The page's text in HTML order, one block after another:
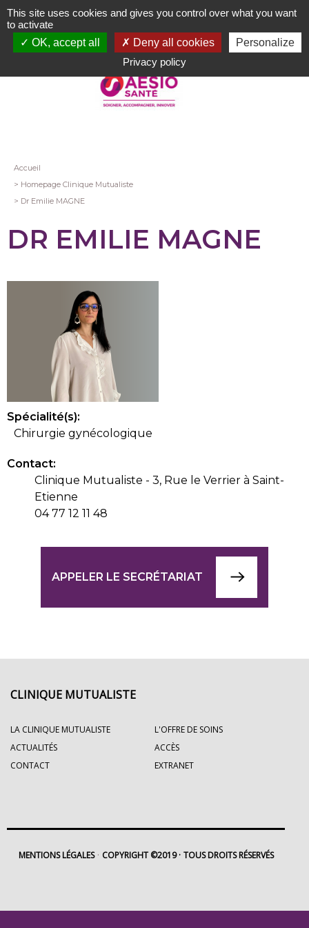
Aller
au
contenu
Fil
d'Ariane
Accueil
Homepage Clinique Mutualiste
Dr Emilie MAGNE
DR EMILIE MAGNE
Spécialité(s):
Chirurgie gynécologique
Contact:
Clinique Mutualiste - 3, Rue le Verrier à Saint-
Etienne
04 77 12 11 48
APPELER LE SECRÉTARIAT
CLINIQUE MUTUALISTE
LA CLINIQUE MUTUALISTE
L'OFFRE DE SOINS
ACTUALITÉS
ACCÈS
CONTACT
EXTRANET
MENTIONS LÉGALES COPYRIGHT ©2019 TOUS DROITS RÉSERVÉS
This site uses cookies and gives you control over what you want
to activate
OK, accept all
Deny all cookies
Personalize
Privacy policy